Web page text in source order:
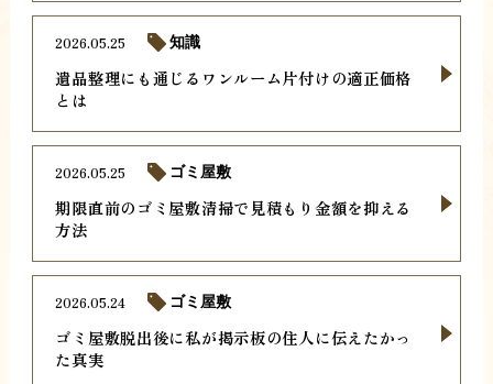
遺品整理にも通じるワンルーム片付けの適正価格
とは
2026.05.25 知識
期限直前のゴミ屋敷清掃で見積もり金額を抑える
方法
2026.05.25 ゴミ屋敷
ゴミ屋敷脱出後に私が掲示板の住人に伝えたかっ
た真実
2026.05.24 ゴミ屋敷